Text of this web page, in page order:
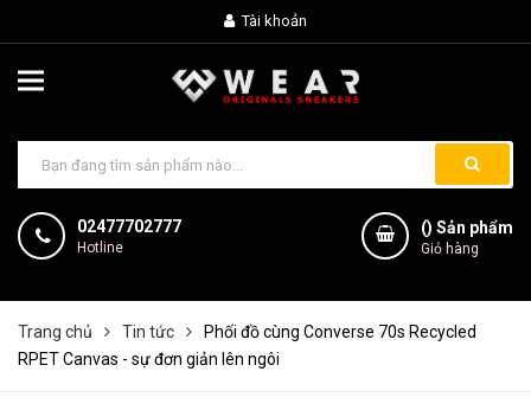
Tài khoản
02477702777
Hotline
() Sản phẩm
Giỏ hàng
Trang chủ Tin tức
Phối đồ cùng Converse 70s Recycled
RPET Canvas - sự đơn giản lên ngôi